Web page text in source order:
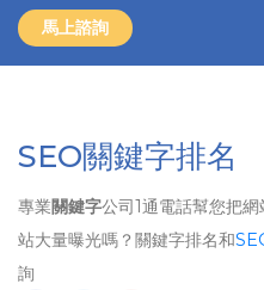
馬上諮詢
SEO關鍵字排名
專業關鍵字公司1通電話幫您把
站大量曝光嗎？關鍵字排名和
詢